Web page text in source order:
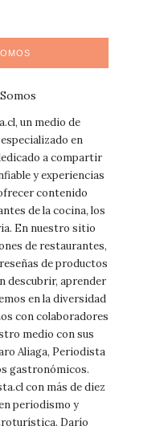
un medio de
en
a compartir
y experiencias
contenido
de la cocina, los
En nuestro sitio
de restaurantes,
de productos
descubrir, aprender
en la diversidad
con colaboradores
medio con sus
Aliaga, Periodista
gastronómicos.
con más de diez
periodismo y
Darío